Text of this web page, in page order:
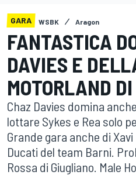
GARA WSBK Aragon
FANTASTICA
DAVIES E
MOTORLAND
Chaz Davies domina
lottare Sykes e Rea solo
Grande gara anche di
Ducati del team Barni.
Rossa di Giugliano. Male